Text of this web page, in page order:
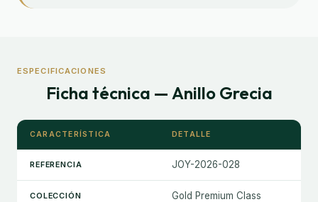
ESPECIFICACIONES
Ficha técnica — Anillo Grecia
CARACTERÍSTICA DETALLE
REFERENCIA JOY-2026-028
COLECCIÓN Gold Premium Class